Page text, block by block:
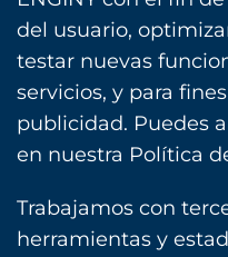
del usuario,
testar nuevas
servicios, y para
publicidad. Puedes
en nuestra Política
Trabajamos con
herramientas y